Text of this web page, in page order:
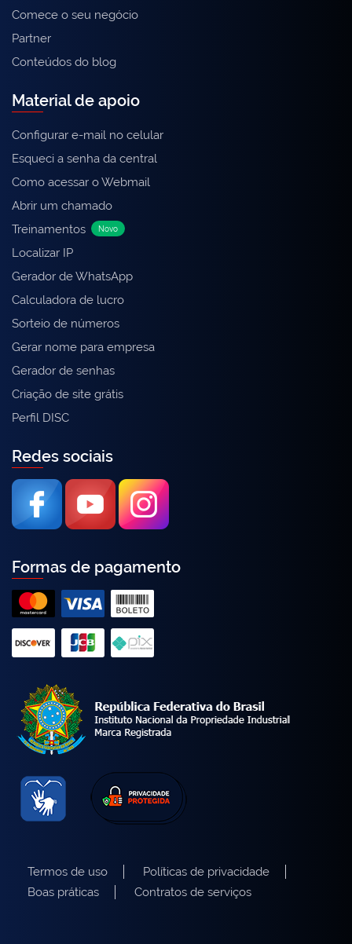
Comece o seu negócio
Partner
Conteúdos do blog
Material de apoio
Configurar e-mail no celular
Esqueci a senha da central
Como acessar o Webmail
Abrir um chamado
Treinamentos
Novo
Localizar IP
Gerador de WhatsApp
Calculadora de lucro
Sorteio de números
Gerar nome para empresa
Gerador de senhas
Criação de site grátis
Perfil DISC
Redes sociais
Formas de pagamento
Termos de uso
Políticas de privacidade
Boas práticas
Contratos de serviços